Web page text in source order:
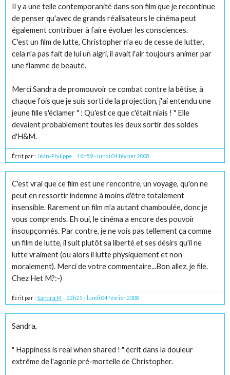
Il y a une telle contemporanité dans son film que je recontinue
de penser qu'avec de grands réalisateurs le cinéma peut
également contribuer à faire évoluer les consciences.
C'est un film de lutte, Christopher n'a eu de cesse de lutter,
cela n'a pas fait de lui un aigri, il avait l'air toujours animer par
une flamme de beauté.
Merci Sandra de promouvoir ce combat contre la bêtise, à
chaque fois que je suis sorti de la projection, j'ai entendu une
jeune fille s'éclamer " : Qu'est ce que c'était niais ! " Elle
devaient probablement toutes les deux sortir des soldes
d'H&M.
Écrit par : Jean-Philippe 16h59- lundi 04 février 2008
C'est vrai que ce film est une rencontre, un voyage, qu'on ne
peut en ressortir indemne à moins d'être totalement
insensible. Rarement un film m'a autant chamboulée, donc je
vous comprends. Eh oui, le cinéma a encore des pouvoir
insoupçonnés. Par contre, je ne vois pas tellement ça comme
un film de lutte, il suit plutôt sa liberté et ses désirs qu'il ne
lutte vraiment (ou alors il lutte physiquement et non
moralement). Merci de votre commentaire...Bon allez, je file.
Chez Het M?:-)
Écrit par : Sandra.M 22h25 - lundi 04 février 2008
Sandra,
" Happiness is real when shared ! " écrit dans la douleur
extrême de l'agonie pré-mortelle de Christopher.